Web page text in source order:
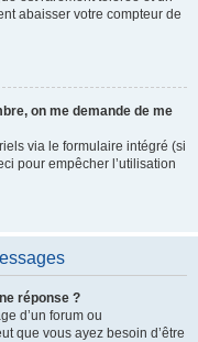
abaisser votre compteur de
on me demande de me
via le formulaire intégré (si
pour empêcher l’utilisation
réponse ?
d’un forum ou
que vous ayez besoin d’être